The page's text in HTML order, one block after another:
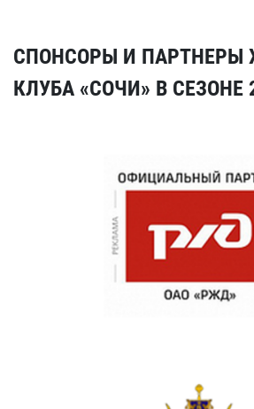
СПОНСОРЫ И ПАРТНЕРЫ
КЛУБА «СОЧИ» В СЕЗОНЕ